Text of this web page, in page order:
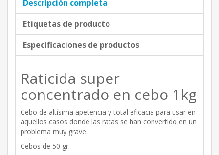
Descripción completa
Etiquetas de producto
Especificaciones de productos
Raticida super
concentrado en cebo 1kg
Cebo de altísima apetencia y total eficacia para usar en
aquellos casos donde las ratas se han convertido en un
problema muy grave.
Cebos de 50 gr.